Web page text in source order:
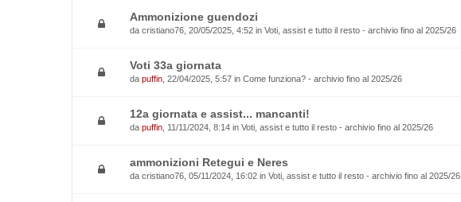
Ammonizione guendozi
da cristiano76 , 20/05/2025, 4:52 in Voti, assist e tutto il resto - archivio fino al 2025/26
Voti 33a giornata
da puffin , 22/04/2025, 5:57 in Come funziona? - archivio fino al 2025/26
12a giornata e assist... mancanti!
da puffin , 11/11/2024, 8:14 in Voti, assist e tutto il resto - archivio fino al 2025/26
ammonizioni Retegui e Neres
da cristiano76 , 05/11/2024, 16:02 in Voti, assist e tutto il resto - archivio fino al 2025/26